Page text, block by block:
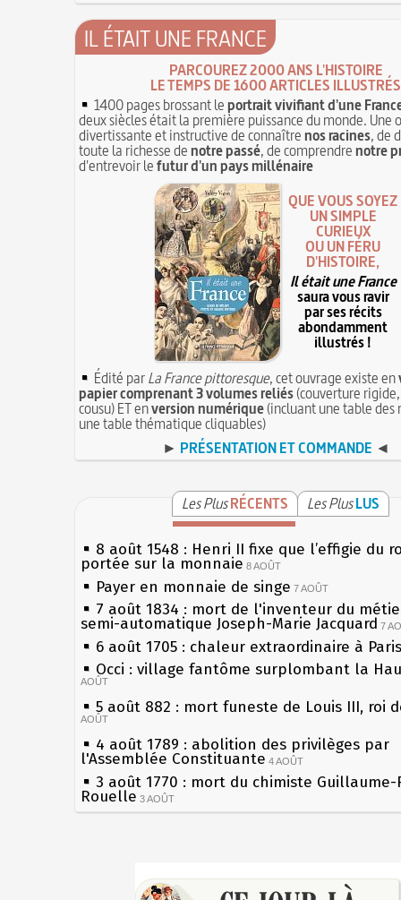
IL ÉTAIT UNE FRANCE
PARCOUREZ 2000 ANS L'HISTOIRE
LE TEMPS DE 1600 ARTICLES ILLUSTRÉS
1400 pages brossant leportrait vivifiant d'une
deux siècles était la première puissance du monde. Une
divertissante et instructive de connaîtrenos racines, de
toute la richesse denotre passé, de comprendrenotre
d'entrevoir lefutur d'un pays millénaire
QUE VOUS SOYEZ
UN SIMPLE
CURIEUX
OU UN FÉRU
D'HISTOIRE,
Il était une France
saura vous ravir
par ses récits
abondamment
illustrés !
Édité parLa France pittoresque, cet ouvrage existe en
papier comprenant 3 volumes reliés(couverture
cousu) ET enversion numérique(incluant une table des
une table thématique cliquables)
► PRÉSENTATION ET COMMANDE ◄
Les PlusRÉCENTS Les PlusLUS
8 août 1548 : Henri II fixe que l’effigie du
portée sur la monnaie 8 AOÛT
Payer en monnaie de singe 7 AOÛT
7 août 1834 : mort de l'inventeur du
semi-automatique Joseph-Marie Jacquard 7
6 août 1705 : chaleur extraordinaire à Paris
Occi : village fantôme surplombant la
AOÛT
5 août 882 : mort funeste de Louis III, roi
AOÛT
4 août 1789 : abolition des privilèges par
l'Assemblée Constituante 4 AOÛT
3 août 1770 : mort du chimiste Guillaume-
Rouelle 3 AOÛT
Musée Jean de La Fontaine : réouverture
1er août 1589 : Henri III est poignardé à
les siècles